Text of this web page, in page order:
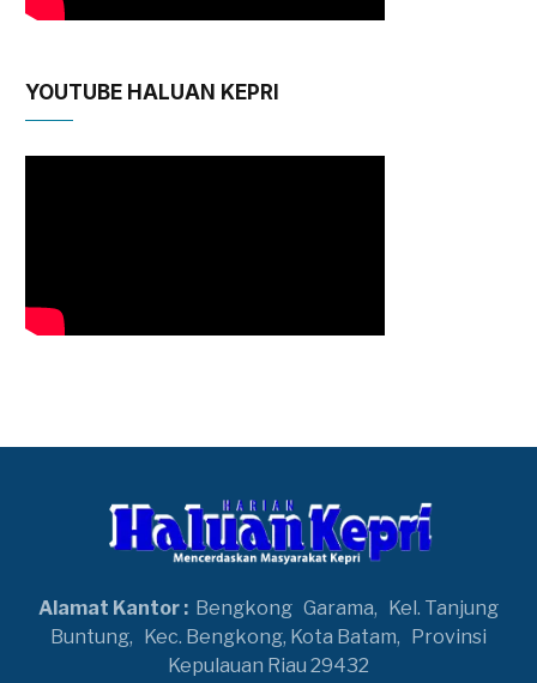
YOUTUBE HALUAN KEPRI
Alamat Kantor : Bengkong Garama,
Kel. Tanjung
Buntung,
Kec. Bengkong, Kota Batam,
Provinsi
Kepulauan Riau 29432